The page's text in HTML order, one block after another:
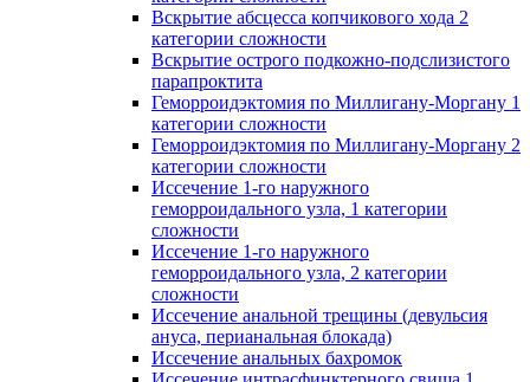
Вскрытие абсцесса копчикового хода 2
категории сложности
Вскрытие острого подкожно-подслизистого
парапроктита
Геморроидэктомия по Миллигану-Моргану 1
категории сложности
Геморроидэктомия по Миллигану-Моргану 2
категории сложности
Иссечение 1-го наружного
геморроидального узла, 1 категории
сложности
Иссечение 1-го наружного
геморроидального узла, 2 категории
сложности
Иссечение анальной трещины (девульсия
ануса, перианальная блокада)
Иссечение анальных бахромок